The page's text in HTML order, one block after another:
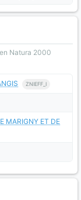
Natura 2000
ZNIEFF_I
MARIGNY ET DE